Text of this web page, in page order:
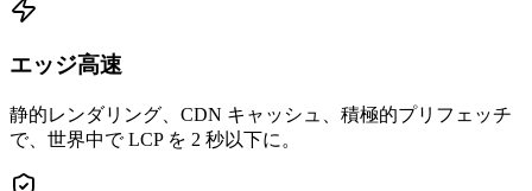
エッジ高速
静的レンダリング、CDN キャッシュ、積極的プリフェッチ
で、世界中で LCP を 2 秒以下に。